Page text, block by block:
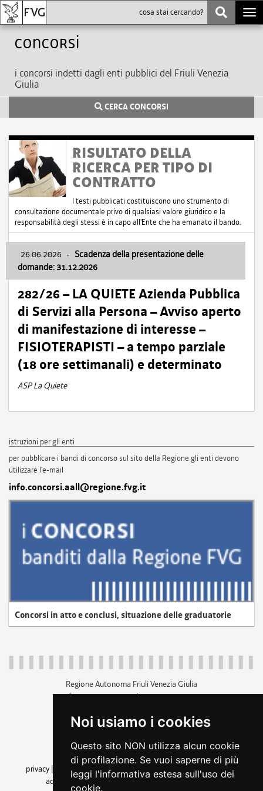
Noi usiamo i cookies
Questo sito NON utilizza alcun cookie
di profilazione. Se vuoi saperne di più
leggi l'informativa estesa sull'uso dei
cookie.
Concorsi
i concorsi indetti dagli enti pubblici del Friuli Venezia
Giulia
CERCA CONCORSI
RISULTATO DELLA
RICERCA PER TIPO DI
CONTRATTO
I testi pubblicati costituiscono uno strumento di
consultazione documentale privo di qualsiasi valore giuridico e la
responsabilità degli stessi è in capo all'Ente che ha emanato il bando.
26.06.2026 - Scadenza della presentazione delle
domande: 31.12.2026
282/26 – LA QUIETE Azienda Pubblica
di Servizi alla Persona – Avviso aperto
di manifestazione di interesse –
FISIOTERAPISTI – a tempo parziale
(18 ore settimanali) e determinato
ASP La Quiete
istruzioni per gli enti
per pubblicare i bandi di concorso sul sito della Regione gli enti devono
utilizzare l'e-mail
info.concorsi.aall@regione.fvg.it
Concorsi in atto e conclusi, situazione delle graduatorie
Regione Autonoma Friuli Venezia Giulia
c.f. 80014930327; p.iva 00526040324
+39 040 3771111
amministrazione trasparente
privacy
cookie |note legali accessibilità
dichiarazione di
accessibilità| feedback cambio preferenze cookie